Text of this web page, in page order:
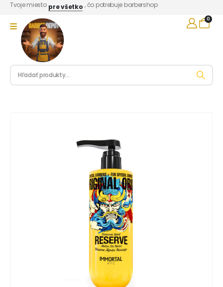
Tvoje miesto pre všetko , čo potrebuje barbershop
0